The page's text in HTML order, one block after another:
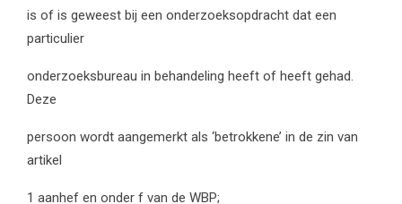
is of is geweest bij een onderzoeksopdracht dat een
particulier
onderzoeksbureau in behandeling heeft of heeft gehad.
Deze
persoon wordt aangemerkt als ‘betrokkene’ in de zin van
artikel
1 aanhef en onder f van de WBP;